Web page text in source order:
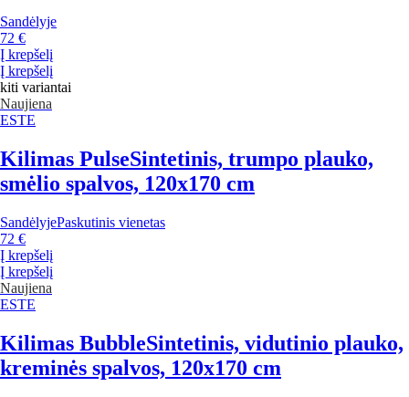
Sandėlyje
72 €
Į krepšelį
Į krepšelį
kiti variantai
Naujiena
ESTE
Kilimas PulseSintetinis, trumpo plauko,
smėlio spalvos, 120x170 cm
SandėlyjePaskutinis vienetas
72 €
Į krepšelį
Į krepšelį
Naujiena
ESTE
Kilimas BubbleSintetinis, vidutinio plauko,
kreminės spalvos, 120x170 cm